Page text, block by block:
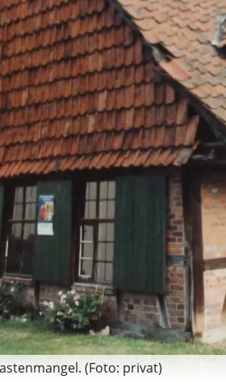
(Foto: privat)